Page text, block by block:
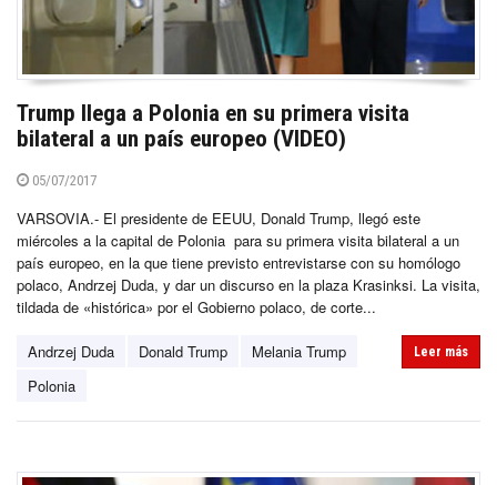
Trump llega a Polonia en su primera visita
bilateral a un país europeo (VIDEO)
05/07/2017
VARSOVIA.- El presidente de EEUU, Donald Trump, llegó este
miércoles a la capital de Polonia para su primera visita bilateral a un
país europeo, en la que tiene previsto entrevistarse con su homólogo
polaco, Andrzej Duda, y dar un discurso en la plaza Krasinksi. La visita,
tildada de «histórica» por el Gobierno polaco, de corte...
Andrzej Duda Donald Trump
Melania Trump
Polonia
Leer más